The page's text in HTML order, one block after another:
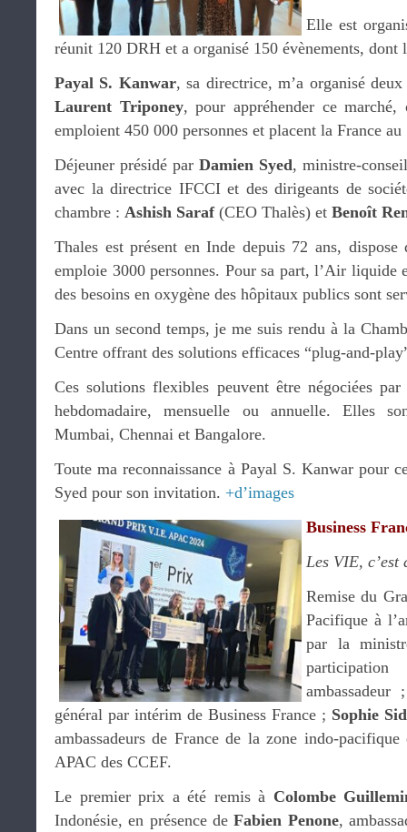
Elle est
réunit 120 DRH et a organisé 150 évènements, dont
Payal S. Kanwar, sa directrice, m’a organisé
Laurent Triponey, pour appréhender ce marché,
emploient 450 000 personnes et placent la France
Déjeuner présidé par Damien Syed, ministre-
avec la directrice IFCCI et des dirigeants de
chambre : Ashish Saraf(CEO Thalès) et Benoît
Thales est présent en Inde depuis 72 ans, dispose
emploie 3000 personnes. Pour sa part, l’Air liquide
des besoins en oxygène des hôpitaux publics sont
Dans un second temps, je me suis rendu à la
Centre offrant des solutions efficaces “plug-and-
Ces solutions flexibles peuvent être négociées
hebdomadaire, mensuelle ou annuelle. Elles
Mumbai, Chennai et Bangalore.
Toute ma reconnaissance à Payal S. Kanwar pour
Syed pour son invitation. +d’images
Business
Les VIE, c’est
Remise du
Pacifique à
par la
général par intérim de Business France ; Sophie
ambassadeurs de France de la zone indo-
APAC des CCEF.
Le premier prix a été remis à Colombe
Indonésie, en présence deFabien Penone,